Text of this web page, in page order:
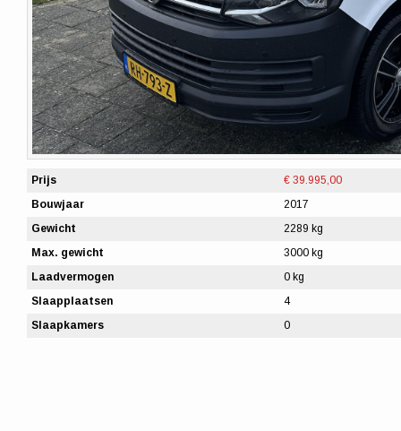
Prijs
€ 39.995,00
Bouwjaar
2017
Gewicht
2289 kg
Max. gewicht
3000 kg
Laadvermogen
0 kg
Slaapplaatsen
4
Slaapkamers
0